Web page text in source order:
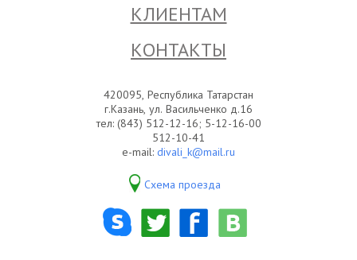
КЛИЕНТАМ
КОНТАКТЫ
420095, Республика Татарстан
г.Казань, ул. Васильченко д.16
тел: (843) 512-12-16; 5-12-16-00
512-10-41
e-mail: divali_k@mail.ru
Схема проезда